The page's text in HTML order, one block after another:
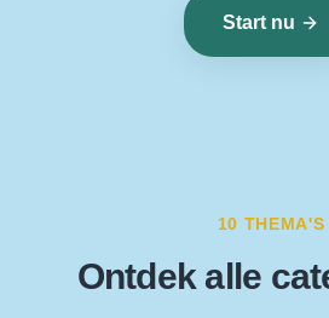
Start nu
10 THEMA'S
Ontdek alle